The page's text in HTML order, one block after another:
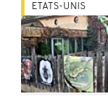
ETATS-UNIS